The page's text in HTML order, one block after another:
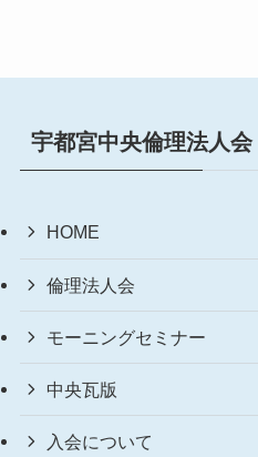
宇都宮中央倫理法人会
HOME
倫理法人会
モーニングセミナー
中央瓦版
入会について